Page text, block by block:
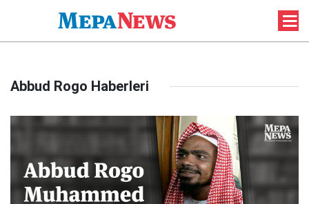
Abbud Rogo Haberleri